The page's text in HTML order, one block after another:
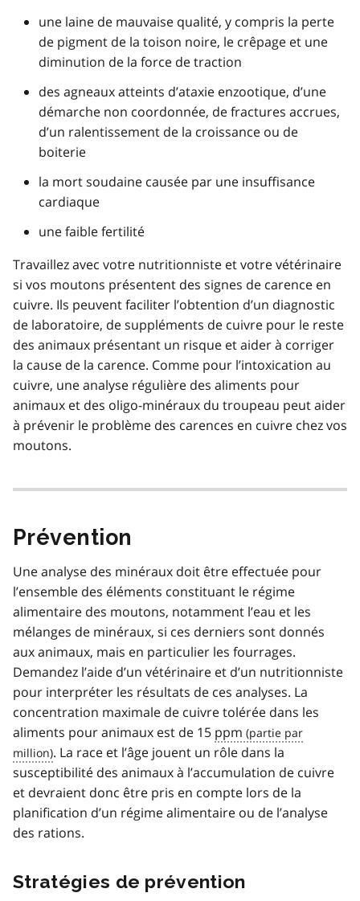
une laine de mauvaise qualité, y compris la perte
de pigment de la toison noire, le crêpage et une
diminution de la force de traction
des agneaux atteints d’ataxie enzootique, d’une
démarche non coordonnée, de fractures accrues,
d’un ralentissement de la croissance ou de
boiterie
la mort soudaine causée par une insuffisance
cardiaque
une faible fertilité
Travaillez avec votre nutritionniste et votre vétérinaire
si vos moutons présentent des signes de carence en
cuivre. Ils peuvent faciliter l’obtention d’un diagnostic
de laboratoire, de suppléments de cuivre pour le reste
des animaux présentant un risque et aider à corriger
la cause de la carence. Comme pour l’intoxication au
cuivre, une analyse régulière des aliments pour
animaux et des oligo-minéraux du troupeau peut aider
à prévenir le problème des carences en cuivre chez vos
moutons.
Prévention
Une analyse des minéraux doit être effectuée pour
l’ensemble des éléments constituant le régime
alimentaire des moutons, notamment l’eau et les
mélanges de minéraux, si ces derniers sont donnés
aux animaux, mais en particulier les fourrages.
Demandez l’aide d’un vétérinaire et d’un nutritionniste
pour interpréter les résultats de ces analyses. La
concentration maximale de cuivre tolérée dans les
aliments pour animaux est de 15 ppm
. La race et l’âge jouent un rôle dans la
susceptibilité des animaux à l’accumulation de cuivre
et devraient donc être pris en compte lors de la
planification d’un régime alimentaire ou de l’analyse
des rations.
Stratégies de prévention